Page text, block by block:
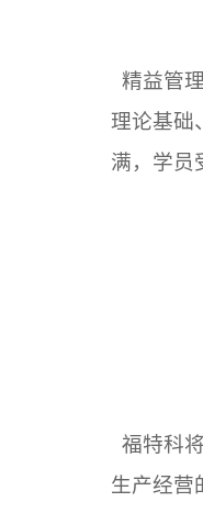
精益管
理论基础
满，学员
福特科
生产经营